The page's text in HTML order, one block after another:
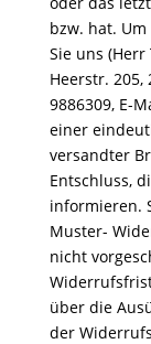
bzw. hat.
Sie uns (Herr
Heerstr. 205,
9886309, E-
einer
versandter
Entschluss,
informieren.
Muster-
nicht
über die
der